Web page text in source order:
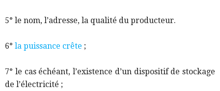
5° le nom, l’adresse, la qualité du producteur.
6° la puissance crête ;
7° le cas échéant, l’existence d’un dispositif de stockage
de l’électricité ;